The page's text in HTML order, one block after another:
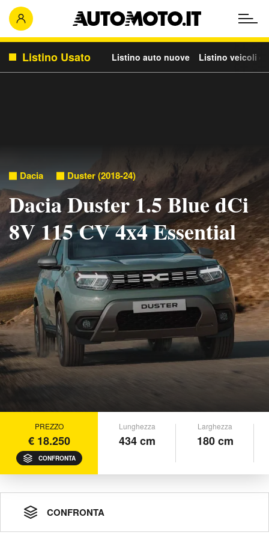
Listino Usato Listino auto nuove Listino veicoli
Dacia Duster (2018-24)
Dacia Duster 1.5 Blue dCi
8V 115 CV 4x4 Essential
PREZZO
€ 18.250
CONFRONTA
Lunghezza
434 cm
Larghezza
180 cm
CONFRONTA